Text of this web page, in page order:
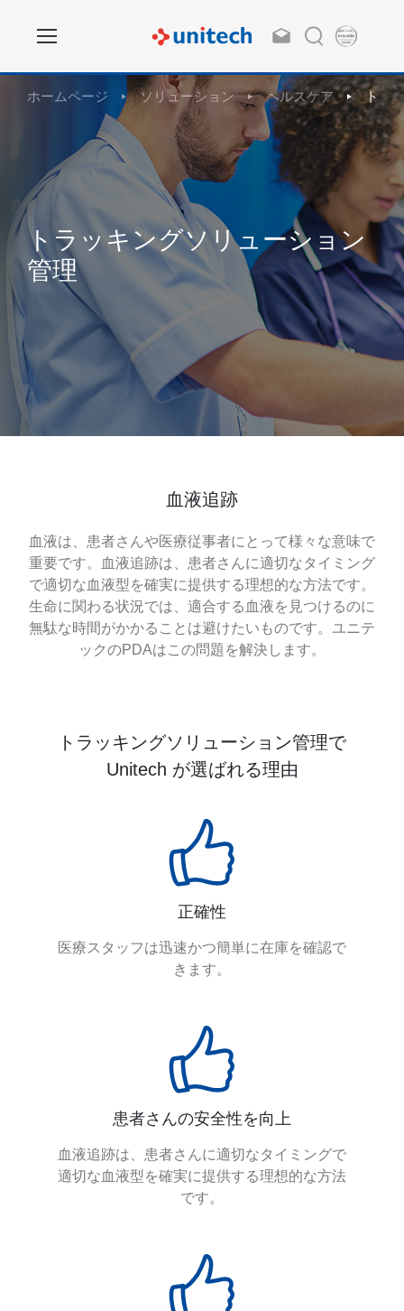
ホームページ ソリューション ヘルスケア トラ
トラッキングソリューション
管理
血液追跡
血液は、患者さんや医療従事者にとって様々な意味で
重要です。血液追跡は、患者さんに適切なタイミング
で適切な血液型を確実に提供する理想的な方法です。
生命に関わる状況では、適合する血液を見つけるのに
無駄な時間がかかることは避けたいものです。ユニテ
ックのPDAはこの問題を解決します。
トラッキングソリューション管理で
Unitech が選ばれる理由
正確性
医療スタッフは迅速かつ簡単に在庫を確認で
きます。
患者さんの安全性を向上
血液追跡は、患者さんに適切なタイミングで
適切な血液型を確実に提供する理想的な方法
です。